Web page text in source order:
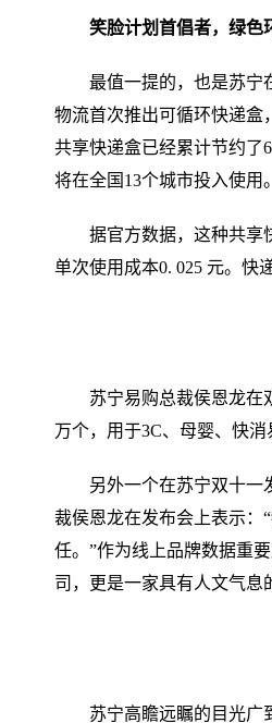
笑脸计划首倡者，绿色
最值一提的，也是苏宁
物流首次推出可循环快递盒
共享快递盒已经累计节约了
将在全国13个城市投入使用。
据官方数据，这种共享
单次使用成本0. 025 元。快
苏宁易购总裁侯恩龙在
万个，用于3C、母婴、快
另外一个在苏宁双十一
裁侯恩龙在发布会上表示：
任。”作为线上品牌数据重
司，更是一家具有人文气息
苏宁高瞻远瞩的目光广